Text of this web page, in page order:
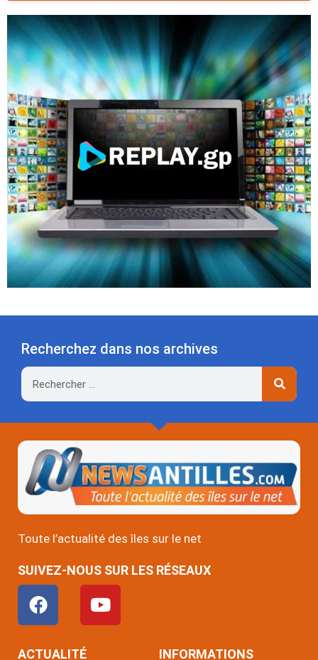
Recherchez dans nos archives
Rechercher
Toute l’actualité des îles sur le net
SUIVEZ-NOUS SUR LES RÉSEAUX
F
a
c
e
Y
o
u
ACTUALITÉ INFORMATIONS